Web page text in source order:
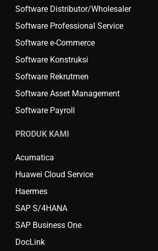
Software Distributor/Wholesaler
Software Professional Service
Software e-Commerce
Software Konstruksi
Software Rekrutmen
Software Asset Management
Software Payroll
PRODUK KAMI
Acumatica
Huawei Cloud Service
Haermes
SAP S/4HANA
SAP Business One
DocLink